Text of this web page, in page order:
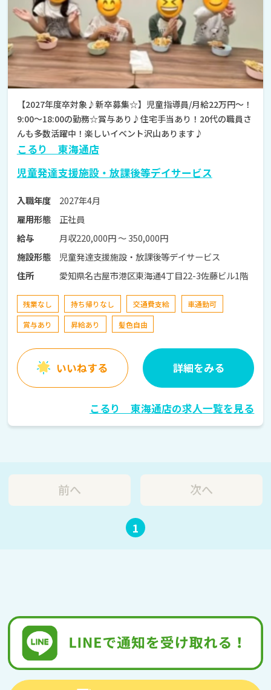
【2027年度卒対象♪新卒募集☆】児童指導員/月給22万円～！
9:00～18:00の勤務☆賞与あり♪住宅手当あり！20代の職員さ
んも多数活躍中！楽しいイベント沢山あります♪
こるり 東海通店
児童発達支援施設・放課後等デイサービス
入職年度
2027年4月
雇用形態
正社員
給与
月収220,000円 〜 350,000円
施設形態
児童発達支援施設・放課後等デイサービス
住所
愛知県名古屋市港区東海通4丁目22-3佐藤ビル1階
残業なし 持ち帰りなし 交通費支給
車通勤可
賞与あり
昇給あり 髪色自由
いいねする 詳細をみる
こるり 東海通店の求人一覧を見る
前へ
1
次へ